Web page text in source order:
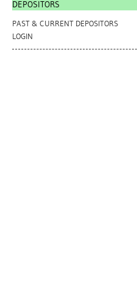
DEPOSITORS
PAST & CURRENT DEPOSITORS
LOGIN